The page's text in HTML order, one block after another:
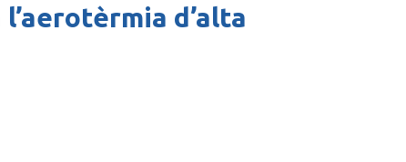
d’alta